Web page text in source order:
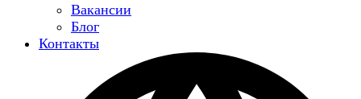
Вакансии
Блог
Контакты